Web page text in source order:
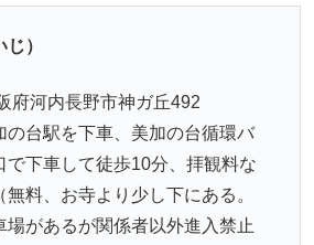
）
河内長野市神ガ丘492
の台駅を下車、美加の台循環バ
で下車して徒歩10分、拝観料な
無料、お寺より少し下にある。
場があるが関係者以外進入禁止